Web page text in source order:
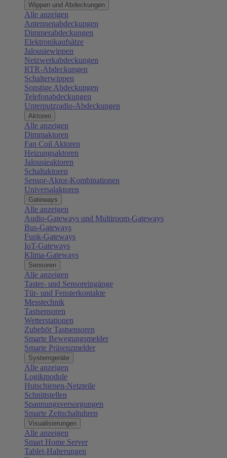
Wippen und Abdeckungen
Alle anzeigen
Antennenabdeckungen
Dimmerabdeckungen
Elektronikaufsätze
Jalousiewippen
Netzwerkabdeckungen
RTR-Abdeckungen
Schalterwippen
Sonstige Abdeckungen
Telefonabdeckungen
Unterputzradio-Abdeckungen
Aktoren
Alle anzeigen
Dimmaktoren
Fan Coil Aktoren
Heizungsaktoren
Jalousieaktoren
Schaltaktoren
Sensor-Aktor-Kombinationen
Universalaktoren
Gateways
Alle anzeigen
Audio-Gateways und Multiroom-Gateways
Bus-Gateways
Funk-Gateways
IoT-Gateways
Klima-Gateways
Sensoren
Alle anzeigen
Taster- und Sensoreingänge
Tür- und Fensterkontakte
Messtechnik
Tastsensoren
Wetterstationen
Zubehör Tastsensoren
Smarte Bewegungsmelder
Smarte Präsenzmelder
Systemgeräte
Alle anzeigen
Logikmodule
Hutschienen-Netzteile
Schnittstellen
Spannungsversorgungen
Smarte Zeitschaltuhren
Visualisierungen
Alle anzeigen
Smart Home Server
Tablet-Halterungen